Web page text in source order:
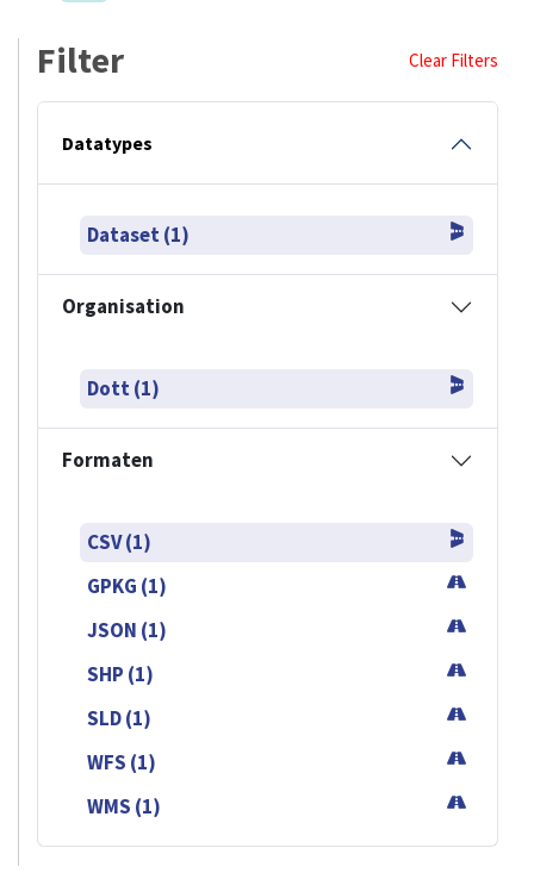
Filter Clear Filters
Datatypes
Dataset (1)
Organisation
Dott (1)
Formaten
CSV (1)
GPKG (1)
JSON (1)
SHP (1)
SLD (1)
WFS (1)
WMS (1)